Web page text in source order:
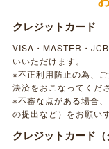
クレジットカード
VISA・MASTER・
いいただけます。
※不正利用防止の為、
決済をおこなってくだ
※不審な点がある場合
の提出など）をお願い
クレジットカード（